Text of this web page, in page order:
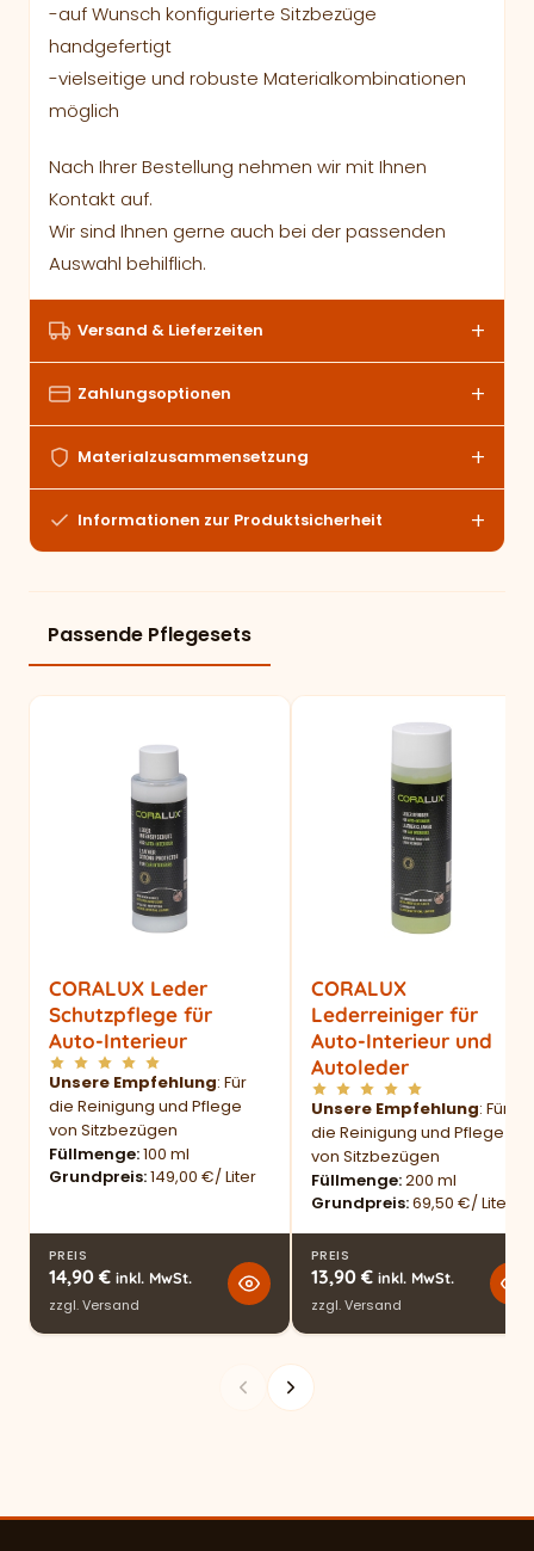
-auf Wunsch konfigurierte Sitzbezüge
handgefertigt
-vielseitige und robuste Materialkombinationen
möglich
Nach Ihrer Bestellung nehmen wir mit Ihnen
Kontakt auf.
Wir sind Ihnen gerne auch bei der passenden
Auswahl behilflich.
Versand & Lieferzeiten
Zahlungsoptionen
Materialzusammensetzung
Informationen zur Produktsicherheit
Passende Pflegesets
CORALUX Leder
Schutzpflege für
Auto-Interieur
Unsere Empfehlung: Für
die Reinigung und Pflege
von Sitzbezügen
Füllmenge 100 ml
Grundpreis 149,00 €/ Liter
PREIS
14,90 € inkl. MwSt.
zzgl.Versand
CORALUX
Lederreiniger für
Auto-Interieur und
Autoleder
Unsere Empfehlung: Für
die Reinigung und Pflege
von Sitzbezügen
Füllmenge 200 ml
Grundpreis 69,50 €/ Liter
PREIS
13,90 € inkl. MwSt.
zzgl.Versand